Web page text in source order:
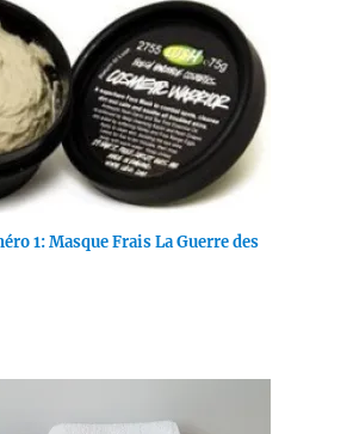
1: Masque Frais La Guerre des